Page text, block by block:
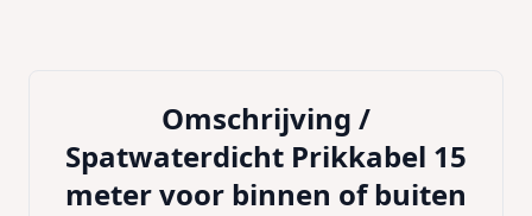
Omschrijving /
Spatwaterdicht Prikkabel 15
meter voor binnen of buiten